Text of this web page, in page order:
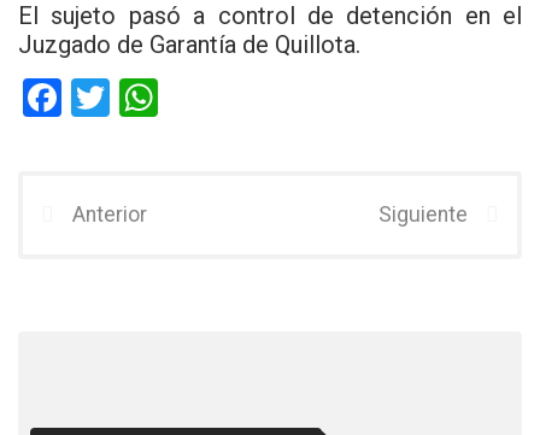
El sujeto pasó a control de detención en el
Juzgado de Garantía de Quillota.
F
b
T
er
Anterior Siguiente